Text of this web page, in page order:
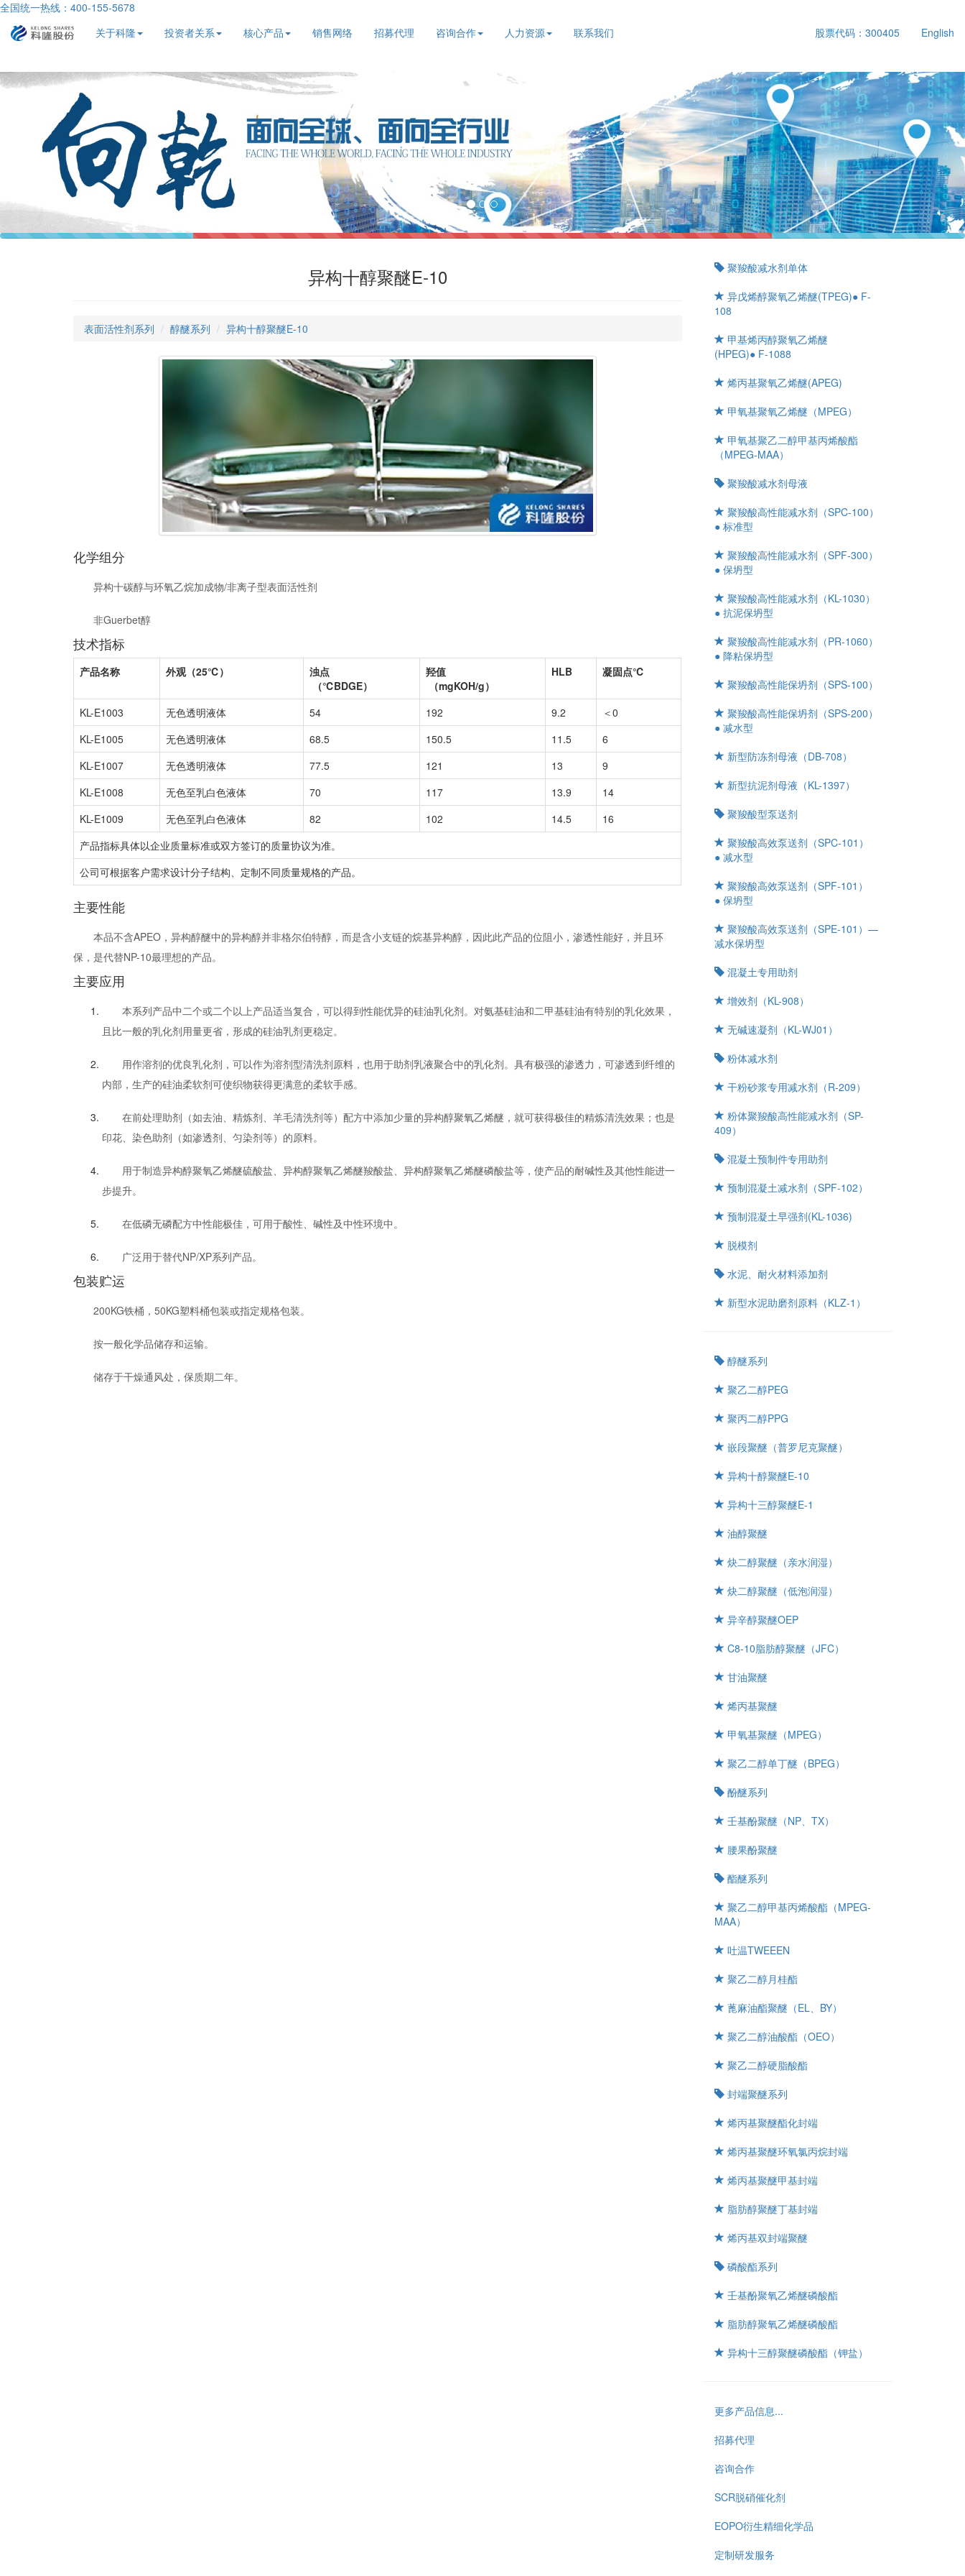
全国统一热线：400-155-5678
关于科隆
投资者关系 核心产品 销售网络 招募代理 咨询合作 人力资源 联系我们 股票代码：300405 English
异构十醇聚醚E-10
表面活性剂系列 醇醚系列 异构十醇聚醚E-10
化学组分
异构十碳醇与环氧乙烷加成物/非离子型表面活性剂
非Guerbet醇
技术指标
产品名称 外观（25℃）
浊点
（℃BDGE）
羟值
（mgKOH/g）
HLB 凝固点℃
KL-E1003 无色透明液体 54 192 9.2
＜0
KL-E1005
无色透明液体 68.5 150.5 11.5
6
KL-E1007
无色透明液体 77.5 121 13
9
KL-E1008
无色至乳白色液体 70 117 13.9
14
KL-E1009
无色至乳白色液体 82 102 14.5
16
产品指标具体以企业质量标准或双方签订的质量协议为准。
公司可根据客户需求设计分子结构、定制不同质量规格的产品。
主要性能
本品不含APEO，异构醇醚中的异构醇并非格尔伯特醇，而是含小支链的烷基异构醇，因此此产品的位阻小，渗透性能好，并且环
保，是代替NP-10最理想的产品。
主要应用
本系列产品中二个或二个以上产品适当复合，可以得到性能优异的硅油乳化剂。对氨基硅油和二甲基硅油有特别的乳化效果，
且比一般的乳化剂用量更省，形成的硅油乳剂更稳定。
用作溶剂的优良乳化剂，可以作为溶剂型清洗剂原料，也用于助剂乳液聚合中的乳化剂。具有极强的渗透力，可渗透到纤维的
内部，生产的硅油柔软剂可使织物获得更满意的柔软手感。
在前处理助剂（如去油、精炼剂、羊毛清洗剂等）配方中添加少量的异构醇聚氧乙烯醚，就可获得极佳的精炼清洗效果；也是
印花、染色助剂（如渗透剂、匀染剂等）的原料。
用于制造异构醇聚氧乙烯醚硫酸盐、异构醇聚氧乙烯醚羧酸盐、异构醇聚氧乙烯醚磷酸盐等，使产品的耐碱性及其他性能进一
步提升。
在低磷无磷配方中性能极佳，可用于酸性、碱性及中性环境中。
广泛用于替代NP/XP系列产品。
包装贮运
200KG铁桶，50KG塑料桶包装或指定规格包装。
按一般化学品储存和运输。
储存于干燥通风处，保质期二年。
聚羧酸减水剂单体
异戊烯醇聚氧乙烯醚(TPEG)● F-
108
甲基烯丙醇聚氧乙烯醚
(HPEG)● F-1088
烯丙基聚氧乙烯醚(APEG)
甲氧基聚氧乙烯醚（MPEG）
甲氧基聚乙二醇甲基丙烯酸酯
（MPEG-MAA）
聚羧酸减水剂母液
聚羧酸高性能减水剂（SPC-100）
● 标准型
聚羧酸高性能减水剂（SPF-300）
● 保坍型
聚羧酸高性能减水剂（KL-1030）
● 抗泥保坍型
聚羧酸高性能减水剂（PR-1060）
● 降粘保坍型
聚羧酸高性能保坍剂（SPS-100）
聚羧酸高性能保坍剂（SPS-200）
● 减水型
新型防冻剂母液（DB-708）
新型抗泥剂母液（KL-1397）
聚羧酸型泵送剂
聚羧酸高效泵送剂（SPC-101）
● 减水型
聚羧酸高效泵送剂（SPF-101）
● 保坍型
聚羧酸高效泵送剂（SPE-101）—
减水保坍型
混凝土专用助剂
增效剂（KL-908）
无碱速凝剂（KL-WJ01）
粉体减水剂
干粉砂浆专用减水剂（R-209）
粉体聚羧酸高性能减水剂（SP-
409）
混凝土预制件专用助剂
预制混凝土减水剂（SPF-102）
预制混凝土早强剂(KL-1036)
脱模剂
水泥、耐火材料添加剂
新型水泥助磨剂原料（KLZ-1）
醇醚系列
聚乙二醇PEG
聚丙二醇PPG
嵌段聚醚（普罗尼克聚醚）
异构十醇聚醚E-10
异构十三醇聚醚E-1
油醇聚醚
炔二醇聚醚（亲水润湿）
炔二醇聚醚（低泡润湿）
异辛醇聚醚OEP
C8-10脂肪醇聚醚（JFC）
甘油聚醚
烯丙基聚醚
甲氧基聚醚（MPEG）
聚乙二醇单丁醚（BPEG）
酚醚系列
壬基酚聚醚（NP、TX）
腰果酚聚醚
酯醚系列
聚乙二醇甲基丙烯酸酯（MPEG-
MAA）
吐温TWEEEN
聚乙二醇月桂酯
蓖麻油酯聚醚（EL、BY）
聚乙二醇油酸酯（OEO）
聚乙二醇硬脂酸酯
封端聚醚系列
烯丙基聚醚酯化封端
烯丙基聚醚环氧氯丙烷封端
烯丙基聚醚甲基封端
脂肪醇聚醚丁基封端
烯丙基双封端聚醚
磷酸酯系列
壬基酚聚氧乙烯醚磷酸酯
脂肪醇聚氧乙烯醚磷酸酯
异构十三醇聚醚磷酸酯（钾盐）
更多产品信息...
招募代理
咨询合作
SCR脱硝催化剂
EOPO衍生精细化学品
定制研发服务